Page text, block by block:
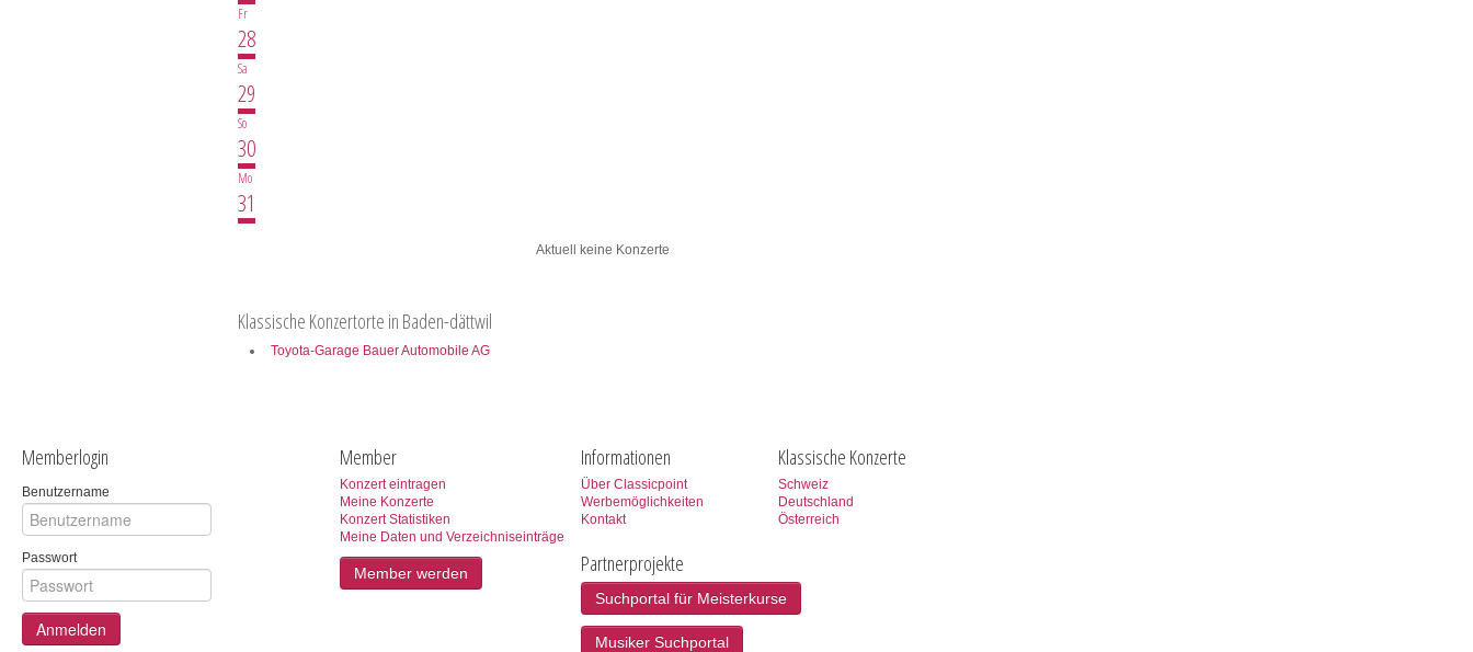
Fr
28
Sa
29
So
30
Mo
31
Aktuell keine Konzerte
Klassische Konzertorte in Baden-dättwil
Toyota-Garage Bauer Automobile AG
Memberlogin
Benutzername
Passwort
Anmelden
Member
Konzert eintragen
Meine Konzerte
Konzert Statistiken
Meine Daten und Verzeichniseinträge
Member werden
Informationen
Über Classicpoint
Werbemöglichkeiten
Kontakt
Klassische Konzerte
Schweiz
Deutschland
Österreich
Partnerprojekte
Suchportal für Meisterkurse
Musiker Suchportal